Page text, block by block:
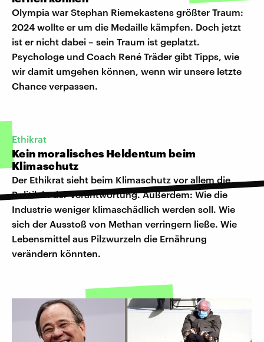
Olympia war Stephan Riemekastens größter Traum:
2024 wollte er um die Medaille kämpfen. Doch jetzt
ist er nicht dabei – sein Traum ist geplatzt.
Psychologe und Coach René Träder gibt Tipps, wie
wir damit umgehen können, wenn wir unsere letzte
Chance verpassen.
Ethikrat
Kein moralisches Heldentum beim
Klimaschutz
Der Ethikrat sieht beim Klimaschutz vor allem die
Politik in der Verantwortung. Außerdem: Wie die
Industrie weniger klimaschädlich werden soll. Wie
sich der Ausstoß von Methan verringern ließe. Wie
Lebensmittel aus Pilzwurzeln die Ernährung
verändern könnten.